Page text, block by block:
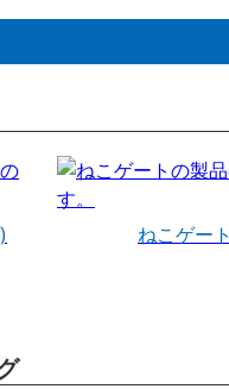
ねこゲート